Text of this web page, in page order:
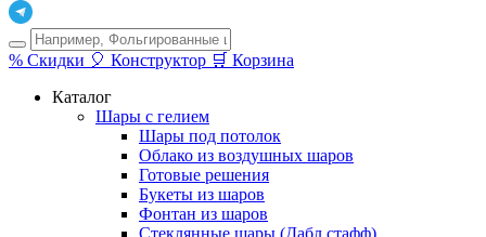
% Скидки 🎈 Конструктор 🛒 Корзина
Каталог
Шары с гелием
Шары под потолок
Облако из воздушных шаров
Готовые решения
Букеты из шаров
Фонтан из шаров
Стеклянные шары (Дабл стафф)